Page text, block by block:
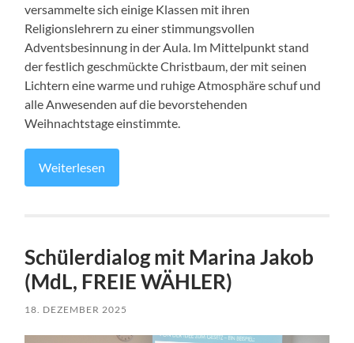
versammelte sich einige Klassen mit ihren
Religionslehrern zu einer stimmungsvollen
Adventsbesinnung in der Aula. Im Mittelpunkt stand
der festlich geschmückte Christbaum, der mit seinen
Lichtern eine warme und ruhige Atmosphäre schuf und
alle Anwesenden auf die bevorstehenden
Weihnachtstage einstimmte.
Weiterlesen
Schülerdialog mit Marina Jakob
(MdL, FREIE WÄHLER)
18. DEZEMBER 2025